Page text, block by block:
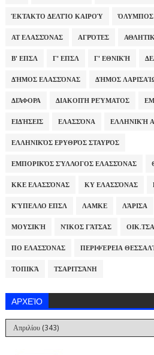
ΈΚΤΑΚΤΟ ΔΕΛΤΊΟ ΚΑΙΡΟΎ ΌΛΥΜΠΟΣ
ΑΤ ΕΛΑΣΣΌΝΑΣ ΑΓΡΌΤΕΣ
Β' ΕΠΣΛ Γ' ΕΠΣΛ Γ' ΕΘΝΙΚΉ
ΔΉΜΟΣ ΕΛΑΣΣΌΝΑΣ ΔΉΜΟΣ
ΔΙΆΦΟΡΑ ΔΙΑΚΟΠΉ ΡΕΎΜΑΤΟΣ
ΕΙΔΉΣΕΙΣ ΕΛΑΣΣΌΝΑ ΕΛΛΗΝΙΚΉ
ΕΛΛΗΝΙΚΌΣ ΕΡΥΘΡΌΣ ΣΤΑΥΡΌΣ
ΕΜΠΟΡΙΚΌΣ ΣΎΛΛΟΓΟΣ ΕΛΑΣΣΌΝΑΣ
ΚΚΕ ΕΛΑΣΣΌΝΑΣ ΚΥ ΕΛΑΣΣΌΝΑΣ
ΚΎΠΕΛΛΟ ΕΠΣΛ ΛΑΜΚΕ ΛΆΡΙΣΑ
ΜΟΥΣΙΚΉ ΝΊΚΟΣ ΓΆΤΣΑΣ
ΠΟ ΕΛΑΣΣΌΝΑΣ ΠΕΡΙΦΈΡΕΙΑ
ΤΟΠΙΚΆ ΤΣΑΡΙΤΣΆΝΗ
ΑΡΧΕΊΟ